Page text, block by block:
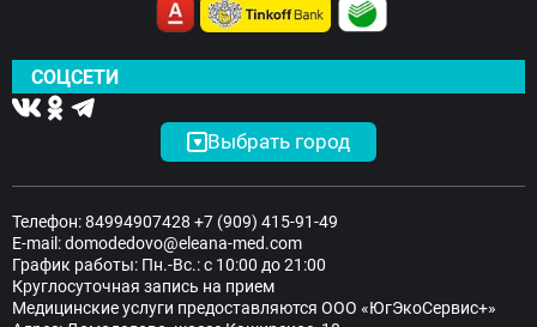
СОЦСЕТИ
Выбрать город
Телефон:84994907428 +7 (909) 415-91-49
E-mail:domodedovo@eleana-med.com
График работы: Пн.-Вс.: с 10:00 до 21:00
Круглосуточная запись на прием
Медицинские услуги предоставляются ООО «ЮгЭкоСервис+»